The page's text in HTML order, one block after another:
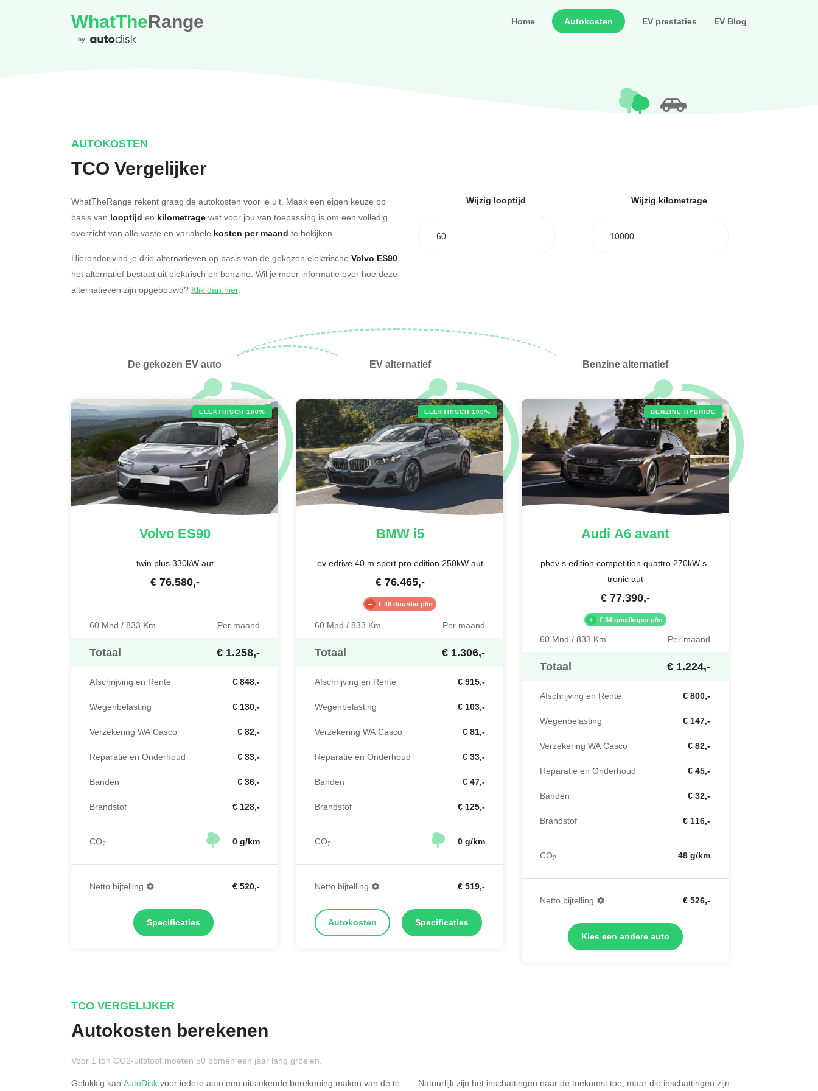
WhatTheRange
by
Home Autokosten EV prestaties EV Blog
AUTOKOSTEN
TCO Vergelijker
WhatTheRange rekent graag de autokosten voor je uit. Maak een eigen keuze op
basis van looptijd en kilometrage wat voor jou van toepassing is om een volledig
overzicht van alle vaste en variabele kosten per maand te bekijken.
Hieronder vind je drie alternatieven op basis van de gekozen elektrische Volvo ES90,
het alternatief bestaat uit elektrisch en benzine. Wil je meer informatie over hoe deze
alternatieven zijn opgebouwd? Klik dan hier.
Wijzig looptijd
60
Wijzig kilometrage
10000
De gekozen EV auto
ELEKTRISCH 100%
VolvoES90
twin plus 330kW aut
€ 76.580,-
60 Mnd / 833 Km Per maand
Totaal € 1.258,-
Afschrijving en Rente € 848,-
Wegenbelasting € 130,-
Verzekering WA Casco € 82,-
Reparatie en Onderhoud € 33,-
Banden € 36,-
Brandstof € 128,-
CO2 0 g/km
Netto bijtelling € 520,-
Specificaties
EV alternatief
ELEKTRISCH 100%
BMWi5
ev edrive 40 m sport pro edition 250kW aut
€ 76.465,-
€ 48 duurder p/m
60 Mnd / 833 Km Per maand
Totaal € 1.306,-
Afschrijving en Rente € 915,-
Wegenbelasting € 103,-
Verzekering WA Casco € 81,-
Reparatie en Onderhoud € 33,-
Banden € 47,-
Brandstof € 125,-
CO2 0 g/km
Netto bijtelling € 519,-
Autokosten Specificaties
Benzine alternatief
BENZINE HYBRIDE
Audi A6 avant
phev s edition competition quattro 270kW s-
tronic aut
€ 77.390,-
€ 34 goedkoper p/m
60 Mnd / 833 Km Per maand
Totaal € 1.224,-
Afschrijving en Rente € 800,-
Wegenbelasting € 147,-
Verzekering WA Casco € 82,-
Reparatie en Onderhoud € 45,-
Banden € 32,-
Brandstof € 116,-
CO2 48 g/km
Netto bijtelling € 526,-
Kies een andere auto
TCO VERGELIJKER
Autokosten berekenen
Voor 1 ton CO2-uitstoot moeten 50 bomen een jaar lang groeien.
Gelukkig kan AutoDisk voor iedere auto een uitstekende berekening maken van de te Natuurlijk zijn het inschattingen naar de toekomst toe, maar die inschattingen zijn